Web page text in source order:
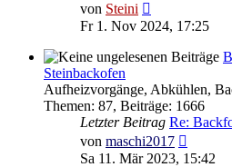
von Steini
Beitrag
Fr 1. Nov 2024, 17:25
Steinbackofen
Aufheizvorgänge, Abkühlen,
Themen: 87, Beiträge: 1666
Letzter Beitrag Re:
von maschi2017
Beitrag
Sa 11. Mär 2023, 15:42